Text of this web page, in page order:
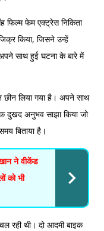
फेम एक्ट्रेस निकिता
किया, जिसने उन्हें
साथ हुई घटना के बारे में
लिया गया है। अपने साथ
दुखद अनुभव साझा किया जो
बिताया है।
ने वीकेंड
को भी
रही थी। दो आदमी बाइक